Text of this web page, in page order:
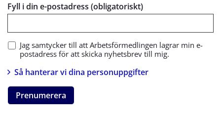
Fyll i din e-postadress (obligatoriskt)
Jag samtycker till att Arbetsförmedlingen lagrar min e-
postadress för att skicka nyhetsbrev till mig.
Så hanterar vi dina personuppgifter
Prenumerera